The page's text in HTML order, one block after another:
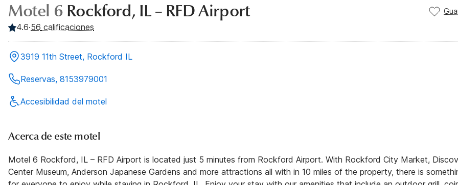
Motel 6 Rockford, IL – RFD Airport
4.6·56 calificaciones
3919 11th Street, Rockford IL
Reservas, 8153979001
Accesibilidad del motel
Acerca de este motel
Motel 6 Rockford, IL – RFD Airport is located just 5 minutes from Rockford Airport. With Rockford City Market,
Center Museum, Anderson Japanese Gardens and more attractions all with in 10 miles of the property, there is